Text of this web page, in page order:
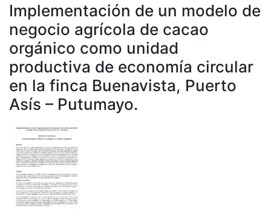
Implementación de un modelo de
negocio agrícola de cacao
orgánico como unidad
productiva de economía circular
en la finca Buenavista, Puerto
Asís – Putumayo.